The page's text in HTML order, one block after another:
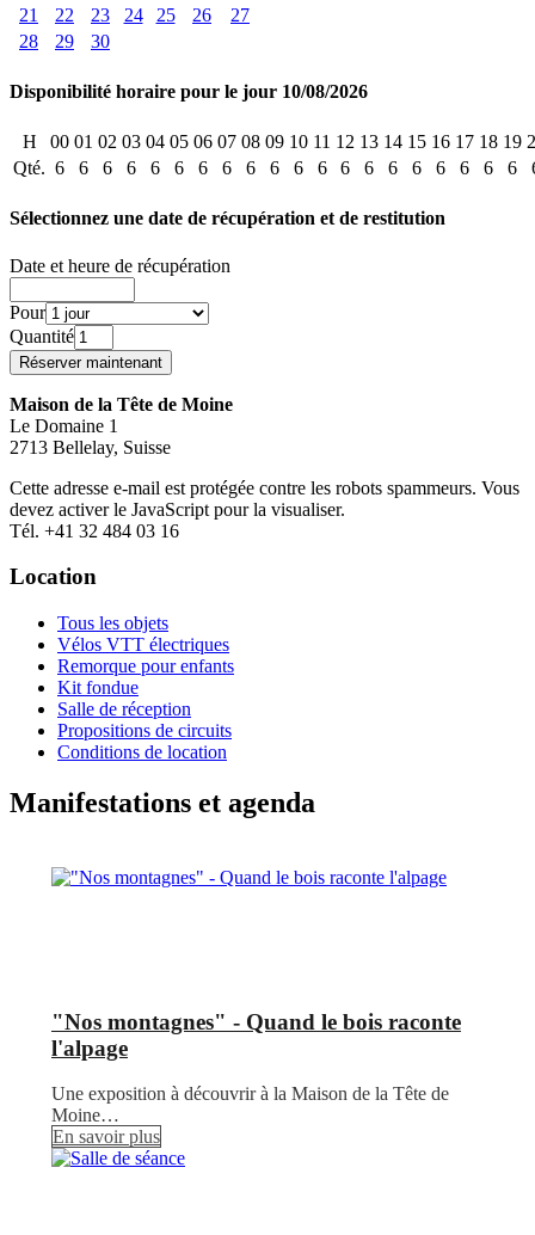
21
22 23 24 25 26
27
28
29 30
Disponibilité horaire pour le jour 10/08/2026
H 00 01 02 03 04 05 06 07 08 09 10 11 12 13 14 15 16 17 18 19
Qté. 6 6 6 6 6 6 6 6 6 6 6 6 6 6 6 6 6 6 6 6
Sélectionnez une date de récupération et de restitution
Date et heure de récupération
Pour
Quantité
Maison de la Tête de Moine
Le Domaine 1
2713 Bellelay, Suisse
Cette adresse e-mail est protégée contre les robots spammeurs. Vous
devez activer le JavaScript pour la visualiser.
Tél. +41 32 484 03 16
Location
Tous les objets
Vélos VTT électriques
Remorque pour enfants
Kit fondue
Salle de réception
Propositions de circuits
Conditions de location
Manifestations et agenda
"Nos montagnes" - Quand le bois raconte
l'alpage
Une exposition à découvrir à la Maison de la Tête de
Moine…
En savoir plus